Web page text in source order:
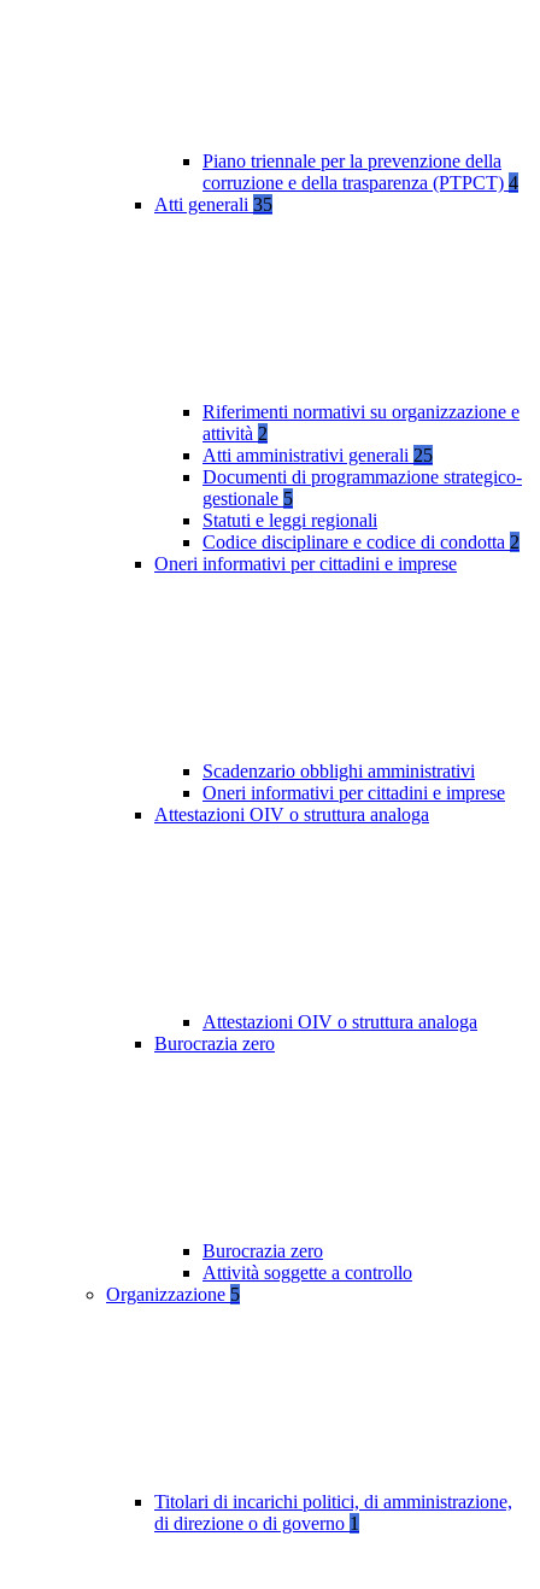
Piano triennale per la prevenzione della
corruzione e della trasparenza (PTPCT) 4
Atti generali 35
Riferimenti normativi su organizzazione e
attività 2
Atti amministrativi generali 25
Documenti di programmazione strategico-
gestionale 5
Statuti e leggi regionali
Codice disciplinare e codice di condotta 2
Oneri informativi per cittadini e imprese
Scadenzario obblighi amministrativi
Oneri informativi per cittadini e imprese
Attestazioni OIV o struttura analoga
Attestazioni OIV o struttura analoga
Burocrazia zero
Burocrazia zero
Attività soggette a controllo
Organizzazione 5
Titolari di incarichi politici, di amministrazione,
di direzione o di governo 1